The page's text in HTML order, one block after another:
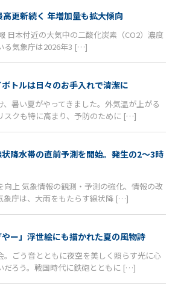
高更新続く 年増加量も拡大傾向
日本付近の大気中の二酸化炭素（CO2）濃度
る気象庁は2026年3 […]
トルは日々のお手入れで清潔に
、暑い夏がやってきました。外気温が上がる
スクも特に高まり、予防のために […]
状降水帯の直前予測を開始。発生の2〜3時
向上 気象情報の観測・予測の強化、情報の改
象庁は、大雨をもたらす線状降 […]
やー」浮世絵にも描かれた夏の風物詩
ごう音とともに夜空を美しく照らす光に心
だろう。戦国時代に鉄砲とともに […]